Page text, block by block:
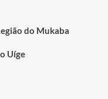
do Mukaba
Uíge